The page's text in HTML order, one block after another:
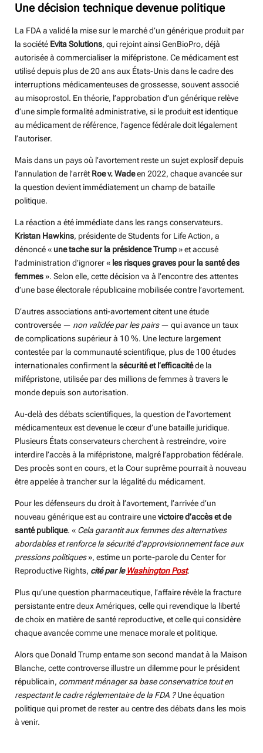
Une décision technique devenue politique
La FDA a validé la mise sur le marché d’un générique produit par
la société Evita Solutions, qui rejoint ainsi GenBioPro, déjà
autorisée à commercialiser la mifépristone. Ce médicament est
utilisé depuis plus de 20 ans aux États-Unis dans le cadre des
interruptions médicamenteuses de grossesse, souvent associé
au misoprostol. En théorie, l’approbation d’un générique relève
d’une simple formalité administrative, si le produit est identique
au médicament de référence, l’agence fédérale doit légalement
l’autoriser.
Mais dans un pays où l’avortement reste un sujet explosif depuis
l’annulation de l’arrêt Roe v. Wadeen 2022, chaque avancée sur
la question devient immédiatement un champ de bataille
politique.
La réaction a été immédiate dans les rangs conservateurs.
Kristan Hawkins, présidente de Students for Life Action, a
dénoncé « une tache sur la présidence Trump» et accusé
l’administration d’ignorer « les risques graves pour la santé des
femmes». Selon elle, cette décision va à l’encontre des attentes
d’une base électorale républicaine mobilisée contre l’avortement.
D’autres associations anti-avortement citent une étude
controversée — non validée par les pairs— qui avance un taux
de complications supérieur à 10 %. Une lecture largement
contestée par la communauté scientifique, plus de 100 études
internationales confirment la sécurité et l’efficacitéde la
mifépristone, utilisée par des millions de femmes à travers le
monde depuis son autorisation.
Au-delà des débats scientifiques, la question de l’avortement
médicamenteux est devenue le cœur d’une bataille juridique.
Plusieurs États conservateurs cherchent à restreindre, voire
interdire l’accès à la mifépristone, malgré l’approbation fédérale.
Des procès sont en cours, et la Cour suprême pourrait à nouveau
être appelée à trancher sur la légalité du médicament.
Pour les défenseurs du droit à l’avortement, l’arrivée d’un
nouveau générique est au contraire unevictoire d’accès et de
santé publique. « Cela garantit aux femmes des alternatives
abordables et renforce la sécurité d’approvisionnement face aux
pressions politiques», estime un porte-parole du Center for
Reproductive Rights, cité par leWashington Post.
Plus qu’une question pharmaceutique, l’affaire révèle la fracture
persistante entre deux Amériques, celle qui revendique la liberté
de choix en matière de santé reproductive, et celle qui considère
chaque avancée comme une menace morale et politique.
Alors que Donald Trump entame son second mandat à la Maison
Blanche, cette controverse illustre un dilemme pour le président
républicain, comment ménager sa base conservatrice tout en
respectant le cadre réglementaire de la FDA ?Une équation
politique qui promet de rester au centre des débats dans les mois
à venir.